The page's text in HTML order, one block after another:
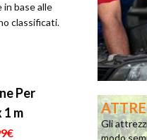
base alle
classificati.
Per
m
Gli
modo